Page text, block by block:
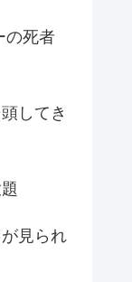
の死者
してき
見られ